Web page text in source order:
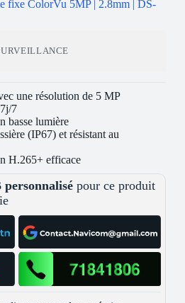
fixe ColorVu 5MP | 2.8mm | DS-
une résolution de 5 MP
7
basse lumière
(IP67) et résistant au
H.265+ efficace
personnalisé pour ce produit